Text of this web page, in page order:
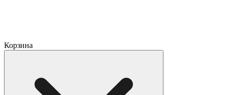
Корзина